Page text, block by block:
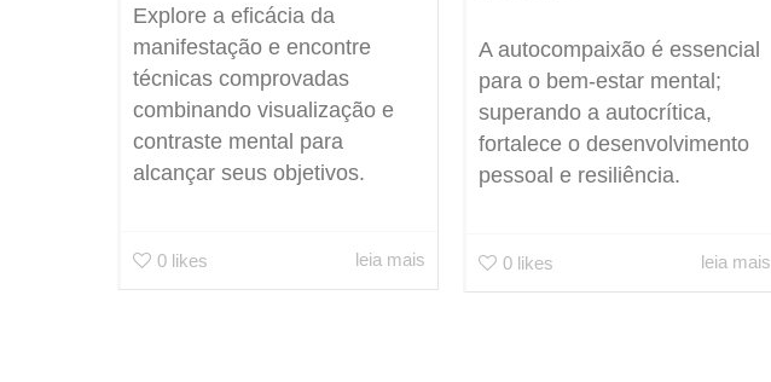
Explore a eficácia da
manifestação e encontre
técnicas comprovadas
combinando visualização e
contraste mental para
alcançar seus objetivos.
0 likes leia mais
A autocompaixão é essencial
para o bem-estar mental;
superando a autocrítica,
fortalece o desenvolvimento
pessoal e resiliência.
0 likes leia mais